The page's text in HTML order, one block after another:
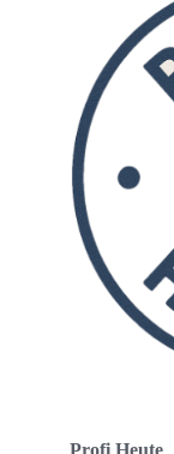
Profi Heute